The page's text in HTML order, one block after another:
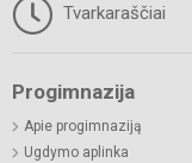
Tvarkaraščiai
Progimnazija
Apie progimnaziją
Ugdymo aplinka